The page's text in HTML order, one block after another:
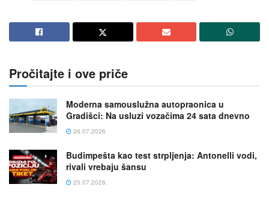
Pročitajte i ove priče
Moderna samouslužna autopraonica u
Gradišci: Na usluzi vozačima 24 sata dnevno
26.07.2026.
Budimpešta kao test strpljenja: Antonelli vodi,
rivali vrebaju šansu
25.07.2026.